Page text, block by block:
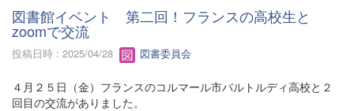
図書館イベント 第二回！フランスの高校生と
zoomで交流
投稿日時 : 2025/04/28 図書委員会
４月２５日（金）フランスのコルマール市バルトルディ高校と２
回目の交流がありました。